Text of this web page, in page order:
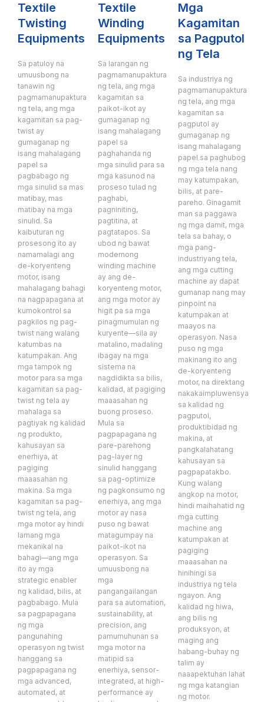
Textile
Twisting
Equipments
Sa patuloy na
umuusbong na
tanawin ng
pagmamanupaktura
ng tela, ang mga
kagamitan sa pag-
twist ay
gumaganap ng
isang mahalagang
papel sa
pagbabago ng
mga sinulid sa mas
matibay, mas
matibay na mga
sinulid. Sa
kaibuturan ng
prosesong ito ay
namamalagi ang
de-koryenteng
motor, isang
mahalagang bahagi
na nagpapagana at
kumokontrol sa
pagkilos ng pag-
twist nang walang
katumbas na
katumpakan. Ang
mga tampok ng
motor para sa mga
kagamitan sa pag-
twist ng tela ay
mahalaga sa
pagtiyak ng kalidad
ng produkto,
kahusayan sa
enerhiya, at
pagiging
maaasahan ng
makina. Sa mga
kagamitan sa pag-
twist ng tela, ang
mga motor ay hindi
lamang mga
mekanikal na
bahagi—ang mga
ito ay mga
strategic enabler
ng kalidad, bilis, at
pagbabago. Mula
sa pagpapagana
ng mga
pangunahing
operasyon ng twist
hanggang sa
pagpapagana ng
mga advanced,
automated, at
Textile
Winding
Equipments
Sa larangan ng
pagmamanupaktura
ng tela, ang mga
kagamitan sa
paikot-ikot ay
gumaganap ng
isang mahalagang
papel sa
paghahanda ng
mga sinulid para sa
mga kasunod na
proseso tulad ng
paghabi,
pagniniting,
pagtitina, at
pagtatapos. Sa
ubod ng bawat
modernong
winding machine
ay ang de-
koryenteng motor,
ang mga motor ay
higit pa sa mga
pinagmumulan ng
kuryente—sila ay
matalino, madaling
ibagay na mga
sistema na
nagdidikta sa bilis,
kalidad, at pagiging
maaasahan ng
buong proseso.
Mula sa
pagpapagana ng
pare-parehong
pag-layer ng
sinulid hanggang
sa pag-optimize
ng pagkonsumo ng
enerhiya, ang mga
motor ay nasa
puso ng bawat
matagumpay na
paikot-ikot na
operasyon. Sa
umuusbong na
mga
pangangailangan
para sa automation,
sustainability, at
precision, ang
pamumuhunan sa
mga motor na
matipid sa
enerhiya, sensor-
integrated, at high-
performance ay
Mga
Kagamitan
sa Pagputol
ng Tela
Sa industriya ng
pagmamanupaktura
ng tela, ang mga
kagamitan sa
pagputol ay
gumaganap ng
isang mahalagang
papel sa paghubog
ng mga tela nang
may katumpakan,
bilis, at pare-
pareho. Ginagamit
man sa paggawa
ng mga damit, mga
tela sa bahay, o
mga pang-
industriyang tela,
ang mga cutting
machine ay dapat
gumanap nang may
pinpoint na
katumpakan at
maayos na
operasyon. Nasa
puso ng mga
makinang ito ang
de-koryenteng
motor, na direktang
nakakaimpluwensya
sa kalidad ng
pagputol,
produktibidad ng
makina, at
pangkalahatang
kahusayan sa
pagpapatakbo.
Kung walang
angkop na motor,
hindi maihahatid ng
mga cutting
machine ang
katumpakan at
pagiging
maaasahan na
hinihingi sa
industriya ng tela
ngayon. Ang
kalidad ng hiwa,
ang bilis ng
produksyon, at
maging ang
habang-buhay ng
talim ay
naaapektuhan lahat
ng mga katangian
ng motor.